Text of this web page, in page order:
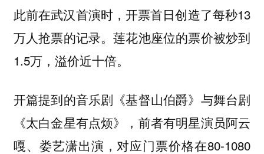
此前在武汉首演时，开票首日创造了每秒13
万人抢票的记录。莲花池座位的票价被炒到
1.5万，溢价近十倍。
开篇提到的音乐剧《基督山伯爵》与舞台剧
《太白金星有点烦》，前者有明星演员阿云
嘎、娄艺潇出演，对应门票价格在80-1080